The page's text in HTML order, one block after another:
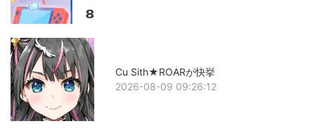
Cu Sith★ROARが快挙
2026-08-09 09:26:12